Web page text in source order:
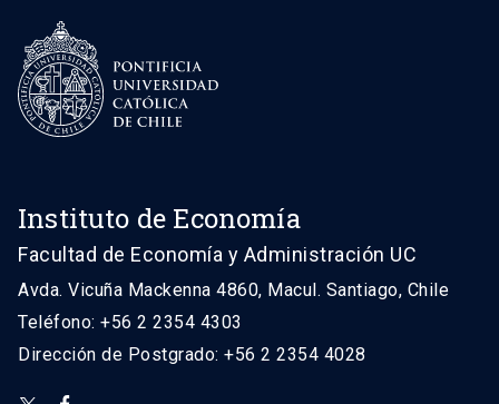
Instituto de Economía
Facultad de Economía y Administración UC
Avda. Vicuña Mackenna 4860, Macul. Santiago, Chile
Teléfono: +56 2 2354 4303
Dirección de Postgrado: +56 2 2354 4028